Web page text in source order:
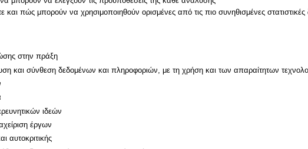
πώς μπορούν να χρησιμοποιηθούν ορισμένες από τις πιο συνηθισμένες στατιστικές
στην πράξη
και σύνθεση δεδομένων και πληροφοριών, με τη χρήση και των απαραίτητων
ιδεών
έργων
αυτοκριτικής